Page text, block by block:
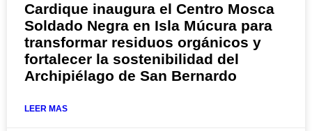
Cardique inaugura el Centro Mosca
Soldado Negra en Isla Múcura para
transformar residuos orgánicos y
fortalecer la sostenibilidad del
Archipiélago de San Bernardo
LEER MAS